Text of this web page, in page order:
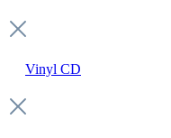
Vinyl CD